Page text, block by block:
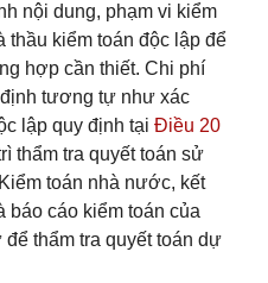
nội dung, phạm vi kiểm
thầu kiểm toán độc lập để
hợp cần thiết. Chi phí
tương tự như xác
lập quy định tại Điều 20
thẩm tra quyết toán sử
toán nhà nước, kết
báo cáo kiểm toán của
thẩm tra quyết toán dự